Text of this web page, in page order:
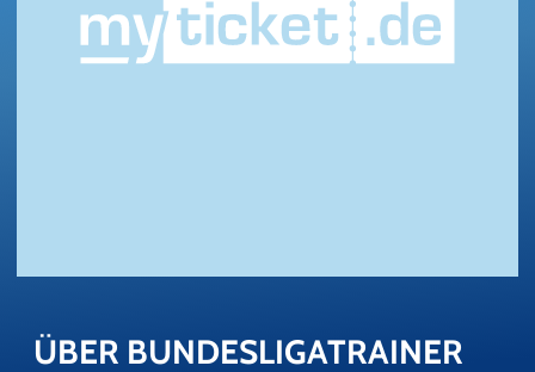
ÜBER BUN­DES­LI­GA­TRAI­NER